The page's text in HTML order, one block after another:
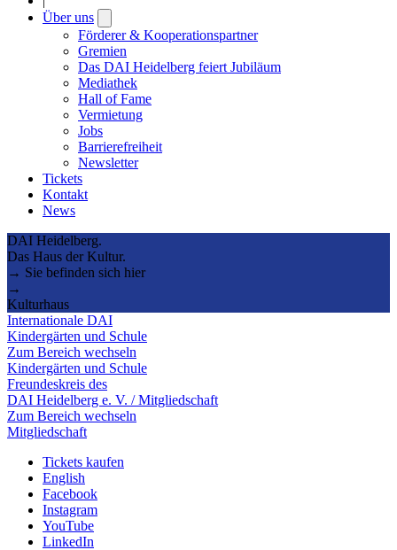
Über uns
submenu
Förderer & Kooperationspartner
Gremien
Das DAI Heidelberg feiert Jubiläum
Mediathek
Hall of Fame
Vermietung
Jobs
Barrierefreiheit
Newsletter
Tickets
Kontakt
News
DAI Heidelberg.
Das Haus der Kultur.
→ Sie befinden sich hier
→
Kulturhaus
Internationale DAI
Kindergärten und Schule
Zum Bereich wechseln
Kindergärten und Schule
Freundeskreis des
DAI Heidelberg e. V. / Mitgliedschaft
Zum Bereich wechseln
Mitgliedschaft
Tickets kaufen
English
Facebook
Instagram
YouTube
LinkedIn